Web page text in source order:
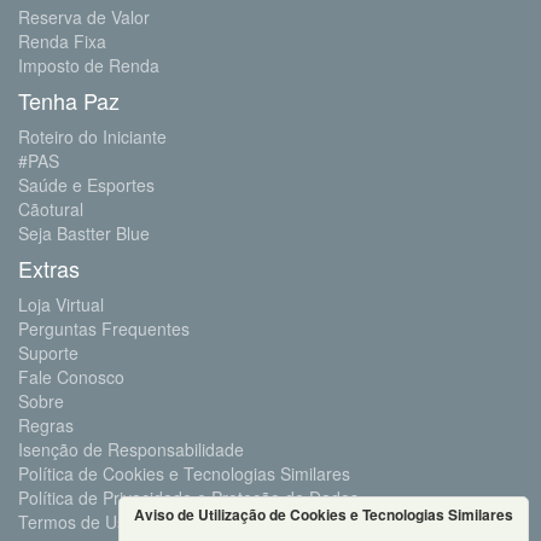
Reserva de Valor
Renda Fixa
Imposto de Renda
Tenha Paz
Roteiro do Iniciante
#PAS
Saúde e Esportes
Cãotural
Seja Bastter Blue
Extras
Loja Virtual
Perguntas Frequentes
Suporte
Fale Conosco
Sobre
Regras
Isenção de Responsabilidade
Política de Cookies e Tecnologias Similares
Política de Privacidade e Proteção de Dados
Termos de UsoAviso de Utilização de Cookies e Tecnologias Similares